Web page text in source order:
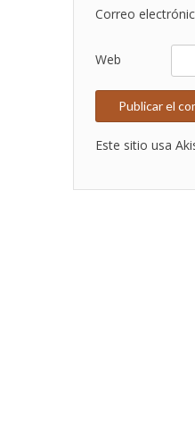
Correo
Web
Este sitio usa